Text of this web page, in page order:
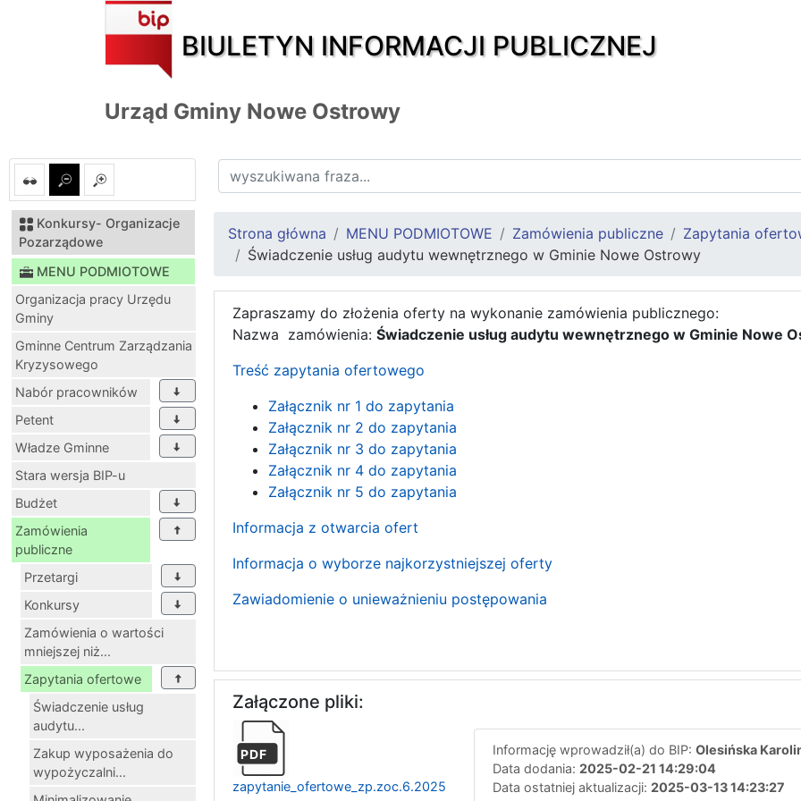
BIULETYN INFORMACJI PUBLICZNEJ
Urząd Gminy Nowe Ostrowy
Konkursy- Organizacje
Pozarządowe
MENU PODMIOTOWE
Organizacja pracy Urzędu
Gminy
Gminne Centrum Zarządzania
Kryzysowego
Nabór pracowników
Petent
Władze Gminne
Stara wersja BIP-u
Budżet
Zamówienia
publiczne
Przetargi
Konkursy
Zamówienia o wartości
mniejszej niż...
Zapytania ofertowe
Świadczenie usług
audytu...
Zakup wyposażenia do
wypożyczalni...
Strona główna MENU PODMIOTOWE Zamówienia publiczne
Zapytania
Świadczenie usług audytu wewnętrznego w Gminie Nowe Ostrowy
Zapraszamy do złożenia oferty na wykonanie zamówienia publicznego:
Nazwa zamówienia: Świadczenie usług audytu wewnętrznego w Gminie Nowe
Treść zapytania ofertowego
Załącznik nr 1 do zapytania
Załącznik nr 2 do zapytania
Załącznik nr 3 do zapytania
Załącznik nr 4 do zapytania
Załącznik nr 5 do zapytania
Informacja z otwarcia ofert
Informacja o wyborze najkorzystniejszej oferty
Zawiadomienie o unieważnieniu postępowania
Załączone pliki:
PDF
zapytanie_ofertowe_zp.zoc.6.2025
Informację wprowadził(a) do BIP: Olesińska
Data dodania: 2025-02-21 14:29:04
Data ostatniej aktualizacji: 2025-03-13 14:23:27